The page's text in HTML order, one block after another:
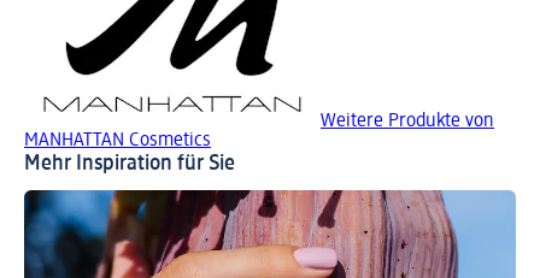
Weitere Produkte von
MANHATTAN Cosmetics
Mehr Inspiration für Sie